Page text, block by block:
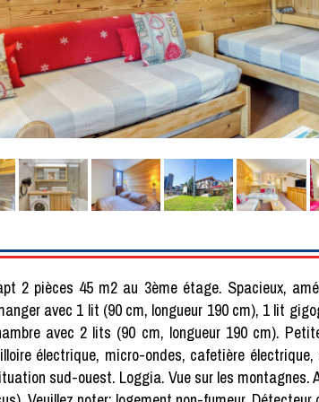
2 pièces 45 m2 au 3ème étage. Spacieux,
avec 1 lit (90 cm, longueur 190 cm), 1 lit
avec 2 lits (90 cm, longueur 190 cm).
électrique, micro-ondes, cafetière
sud-ouest. Loggia. Vue sur les